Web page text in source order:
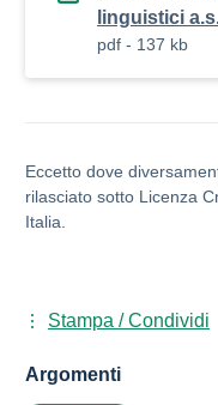
linguistici
pdf - 137 kb
Eccetto dove
rilasciato sotto Licenza
Italia.
Stampa / Condividi
Argomenti